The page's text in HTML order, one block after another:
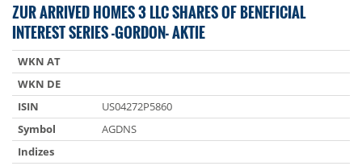
ZUR ARRIVED HOMES 3 LLC SHARES OF BENEFICIAL
INTEREST SERIES -GORDON- AKTIE
WKN AT
WKN DE
ISIN
US04272P5860
Symbol
AGDNS
Indizes